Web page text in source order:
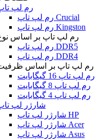
رم لپ
رم لپ تاپ Crucial
رم لپ تاپ Kingston
رم لپ تاپ بر اساس
رم لپ تاپ DDR5
رم لپ تاپ DDR4
رم لپ تاپ بر اساس
رم لپ تاپ 16 گیگابایت
رم لپ تاپ 8 گیگابایت
رم لپ تاپ 4 گیگابایت
شارژر لپ
شارژر لپ تاپ HP
شارژر لپ تاپ Acer
شارژر لپ تاپ Asus